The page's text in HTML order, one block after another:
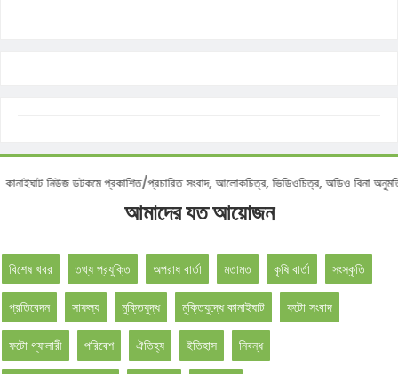
:কানাইঘাট নিউজ ডটকমে প্রকাশিত/প্রচারিত সংবাদ, আলোকচিত্র, ভিডিওচিত্র, অডিও
আমাদের যত আয়োজন
বিশেষ খবর তথ্য প্রযুক্তি অপরাধ বার্তা মতামত কৃষি বার্তা সংস্কৃতি
প্রতিবেদন সাফল্য মুক্তিযুদ্ধ মুক্তিযুদ্ধে কানাইঘাট ফটো সংবাদ
ফটো গ্যালারী পরিবেশ ঐতিহ্য ইতিহাস নিবন্ধ